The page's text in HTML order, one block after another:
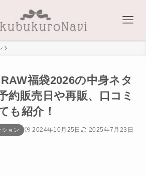
福袋2026の中身ネタ
約販売日や再販、口コミ
も紹介！
ション 2024年10月25日 2025年7月23日